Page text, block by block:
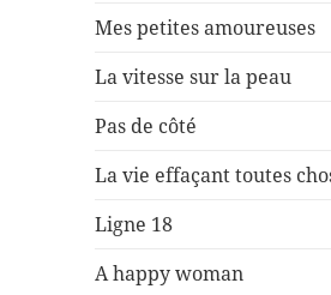
Mes petites amoureuses
La vitesse sur la peau
Pas de côté
La vie effaçant toutes
Ligne 18
A happy woman